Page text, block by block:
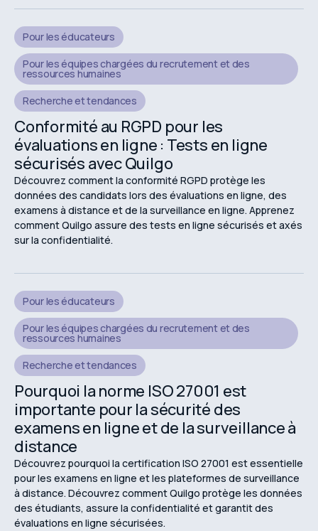
Pour les éducateurs
Pour les équipes chargées du recrutement et des
ressources humaines
Recherche et tendances
Conformité au RGPD pour les
évaluations en ligne : Tests en ligne
sécurisés avec Quilgo
Découvrez comment la conformité RGPD protège les
données des candidats lors des évaluations en ligne, des
examens à distance et de la surveillance en ligne. Apprenez
comment Quilgo assure des tests en ligne sécurisés et axés
sur la confidentialité.
Pour les éducateurs
Pour les équipes chargées du recrutement et des
ressources humaines
Recherche et tendances
Pourquoi la norme ISO 27001 est
importante pour la sécurité des
examens en ligne et de la surveillance à
distance
Découvrez pourquoi la certification ISO 27001 est essentielle
pour les examens en ligne et les plateformes de surveillance
à distance. Découvrez comment Quilgo protège les données
des étudiants, assure la confidentialité et garantit des
évaluations en ligne sécurisées.